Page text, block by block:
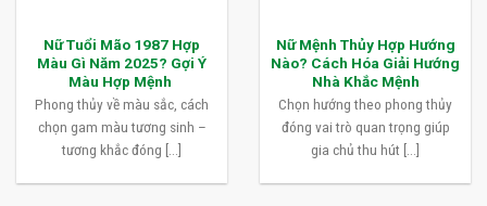
Nữ Tuổi Mão 1987 Hợp
Màu Gì Năm 2025? Gợi Ý
Màu Hợp Mệnh
Phong thủy về màu sắc, cách
chọn gam màu tương sinh –
tương khắc đóng [...]
Nữ Mệnh Thủy Hợp Hướng
Nào? Cách Hóa Giải Hướng
Nhà Khắc Mệnh
Chọn hướng theo phong thủy
đóng vai trò quan trọng giúp
gia chủ thu hút [...]